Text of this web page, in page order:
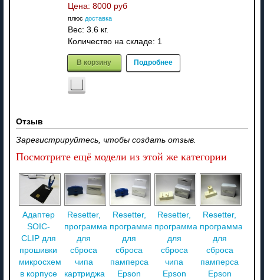
Цена: 8000 руб
плюс доставка
Вес: 3.6 кг.
Количество на складе: 1
В корзину Подробнее
Отзыв
Зарегистрируйтесь, чтобы создать отзыв.
Посмотрите ещё модели из этой же категории
Адаптер
SOIC-
CLIP для
прошивки
микросхем
в корпусе
Resetter,
программатор
для
сброса
чипа
картриджа
Resetter,
программатор
для
сброса
памперса
Epson
Resetter,
программатор
для
сброса
чипа
Epson
Resetter,
программатор
для
сброса
памперса
Epson